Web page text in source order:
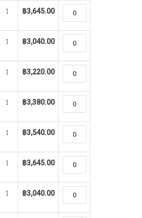
1 ฿3,645.00
1 ฿3,040.00
1 ฿3,220.00
1 ฿3,380.00
1 ฿3,540.00
1 ฿3,645.00
1 ฿3,040.00